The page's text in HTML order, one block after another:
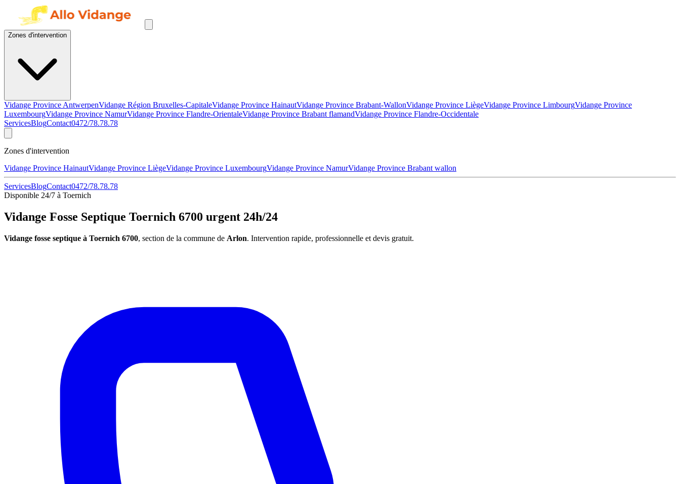
Zones d'intervention
Vidange Province AntwerpenVidange Région Bruxelles-CapitaleVidange Province HainautVidange Province Brabant-WallonVidange Province LiègeVidange Province LimbourgVidange Province
LuxembourgVidange Province NamurVidange Province Flandre-OrientaleVidange Province Brabant flamandVidange Province Flandre-Occidentale
ServicesBlogContact0472/78.78.78
Zones d'intervention
Vidange Province HainautVidange Province LiègeVidange Province LuxembourgVidange Province NamurVidange Province Brabant wallon
ServicesBlogContact0472/78.78.78
Disponible 24/7 à Toernich
Vidange Fosse Septique Toernich 6700 urgent 24h/24
Vidange fosse septique à Toernich 6700, section de la commune de Arlon. Intervention rapide, professionnelle et devis gratuit.